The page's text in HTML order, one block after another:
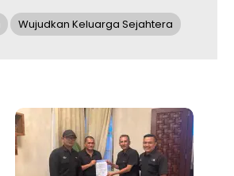
Wujudkan Keluarga Sejahtera